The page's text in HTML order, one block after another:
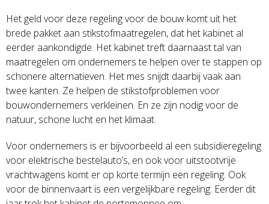
Het geld voor deze regeling voor de bouw komt uit het
brede pakket aan stikstofmaatregelen, dat het kabinet al
eerder aankondigde. Het kabinet treft daarnaast tal van
maatregelen om ondernemers te helpen over te stappen op
schonere alternatieven. Het mes snijdt daarbij vaak aan
twee kanten. Ze helpen de stikstofproblemen voor
bouwondernemers verkleinen. En ze zijn nodig voor de
natuur, schone lucht en het klimaat.
Voor ondernemers is er bijvoorbeeld al een subsidieregeling
voor elektrische bestelauto’s, en ook voor uitstootvrije
vrachtwagens komt er op korte termijn een regeling. Ook
voor de binnenvaart is een vergelijkbare regeling. Eerder dit